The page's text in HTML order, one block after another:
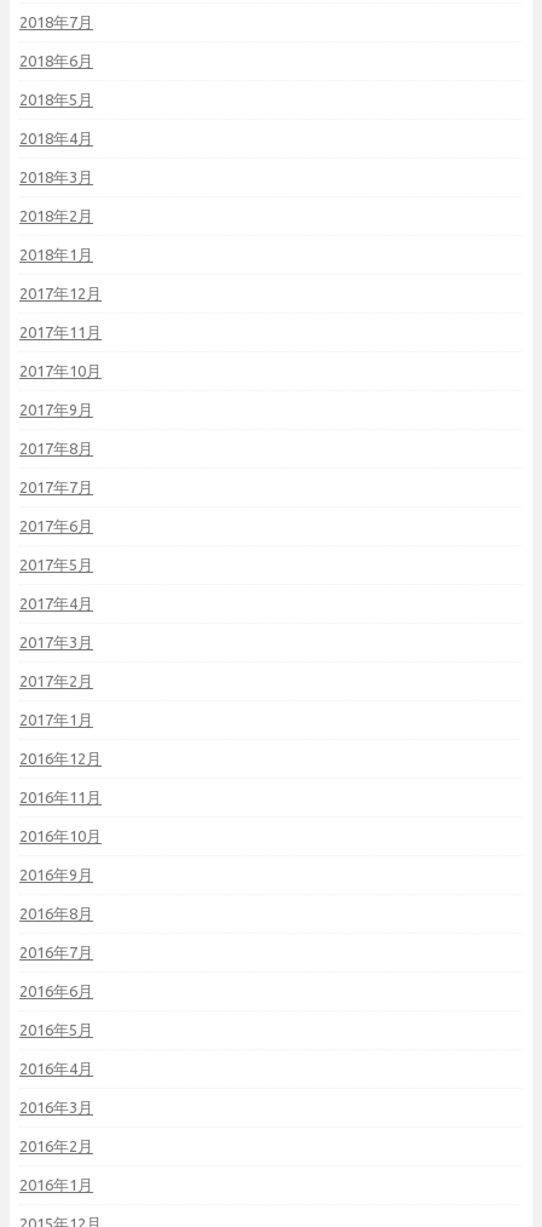
2018年7月
2018年6月
2018年5月
2018年4月
2018年3月
2018年2月
2018年1月
2017年12月
2017年11月
2017年10月
2017年9月
2017年8月
2017年7月
2017年6月
2017年5月
2017年4月
2017年3月
2017年2月
2017年1月
2016年12月
2016年11月
2016年10月
2016年9月
2016年8月
2016年7月
2016年6月
2016年5月
2016年4月
2016年3月
2016年2月
2016年1月
2015年12月